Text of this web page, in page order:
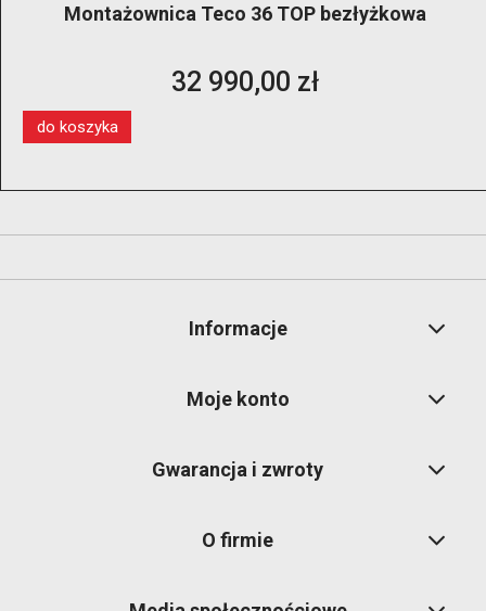
Montażownica Teco 36 TOP bezłyżkowa
32 990,00 zł
do koszyka
Informacje
Moje konto
Gwarancja i zwroty
O firmie